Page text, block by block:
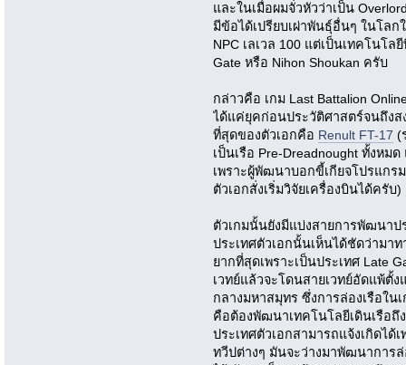
และในเมื่อผมจั่วหัวว่าเป็น
มีข้อได้เปรียบเผ่าพันธุ์อื่นๆ ในโล
NPC เลเวล 100 แต่เป็นเทคโนโ
Gate หรือ Nihon Shoukan ครับ
กล่าวคือ เกม Last Battalion
ได้แค่ยุคก่อนประวัติศาสตร์จนถึง
ที่สุดของตัวเอกคือ Renult FT-17 (
เป็นเรือ Pre-Dreadnought ทั้งห
เพราะผู้พัฒนาบอกขี้เกียจโปรแก
ตัวเอกสั่งเริ่มวิจัยเครื่องบินได้ครับ)
ตัวเกมนั้นยังมีแบ่งสายการพัฒนาป
ประเทศตัวเอกนั้นเห็นได้ชัดว่ามา
ยากที่สุดเพราะเป็นประเทศ Late
เวทย์แล้วจะโดนสายเวทย์อัดแพ้ตั้
กลางมหาสมุทร ซึ่งการล่องเรือใน
คือต้องพัฒนาเทคโนโลยีเดินเรือ
ประเทศตัวเอกสามารถแจ้งเกิดได้
ทวีปต่างๆ มันจะว่างมาพัฒนาการ